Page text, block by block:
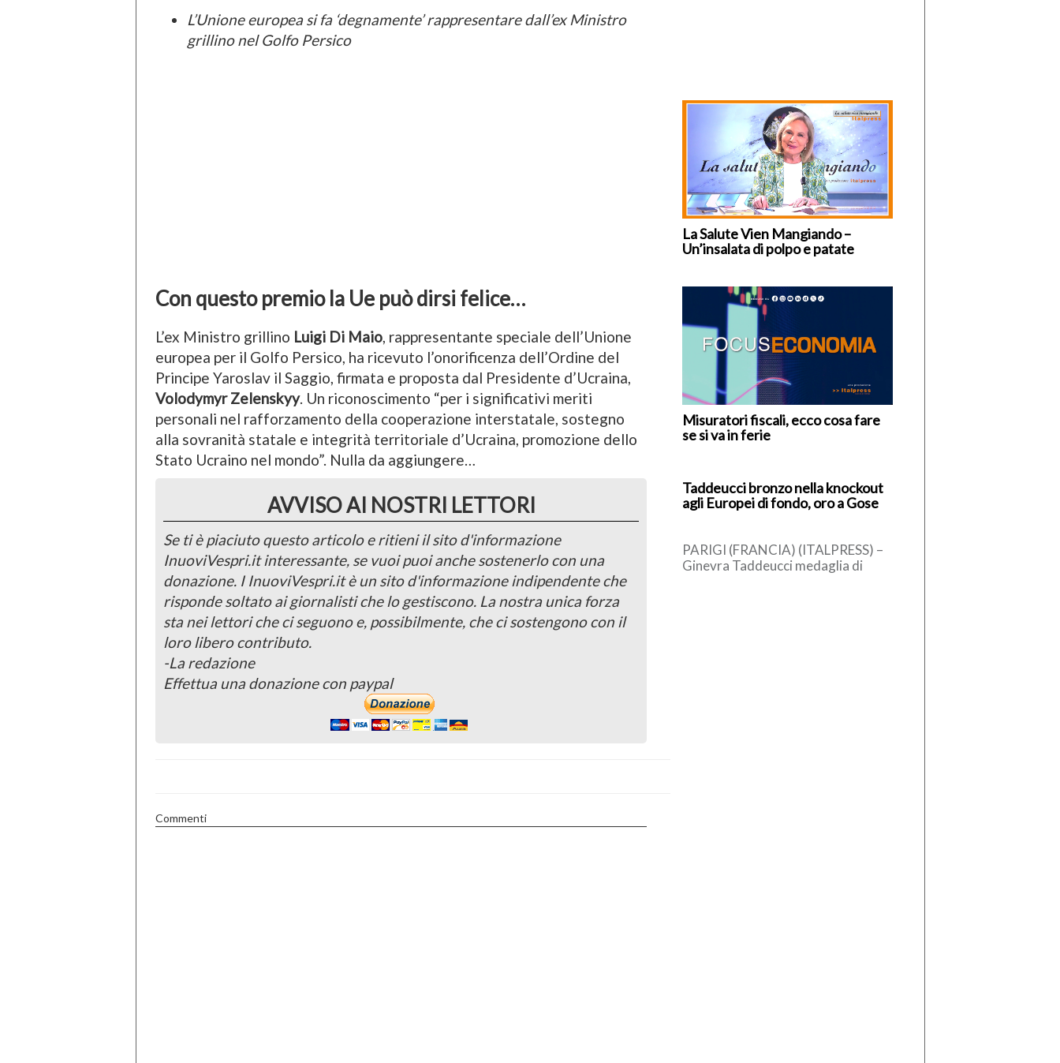
L’Unione europea si fa ‘degnamente’ rappresentare dall’ex Ministro
grillino nel Golfo Persico
Con questo premio la Ue può dirsi felice…
L’ex Ministro grillino Luigi Di Maio, rappresentante speciale dell’Unione
europea per il Golfo Persico, ha ricevuto l’onorificenza dell’Ordine del
Principe Yaroslav il Saggio, firmata e proposta dal Presidente d’Ucraina,
Volodymyr Zelenskyy. Un riconoscimento “per i significativi meriti
personali nel rafforzamento della cooperazione interstatale, sostegno
alla sovranità statale e integrità territoriale d’Ucraina, promozione dello
Stato Ucraino nel mondo”. Nulla da aggiungere…
AVVISO AI NOSTRI LETTORI
Se ti è piaciuto questo articolo e ritieni il sito d'informazione
InuoviVespri.it interessante, se vuoi puoi anche sostenerlo con una
donazione. I InuoviVespri.it è un sito d'informazione indipendente che
risponde soltato ai giornalisti che lo gestiscono. La nostra unica forza
sta nei lettori che ci seguono e, possibilmente, che ci sostengono con il
loro libero contributo.
-La redazione
Effettua una donazione con paypal
Commenti
La Salute Vien Mangiando –
Un’insalata di polpo e patate
Misuratori fiscali, ecco cosa fare
se si va in ferie
Taddeucci bronzo nella knockout
agli Europei di fondo, oro a Gose
PARIGI (FRANCIA) (ITALPRESS) –
Ginevra Taddeucci medaglia di